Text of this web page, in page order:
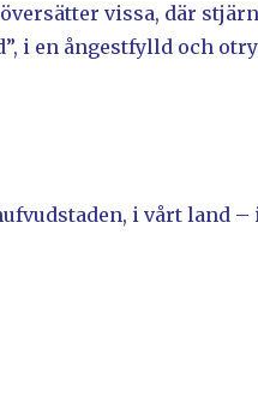
vissa, där
i en ångestfylld och
i vårt land –